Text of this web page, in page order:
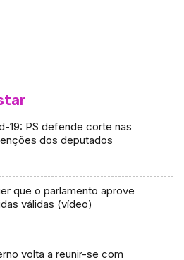
19: PS defende corte nas
dos deputados
que o parlamento aprove
válidas (vídeo)
volta a reunir-se com